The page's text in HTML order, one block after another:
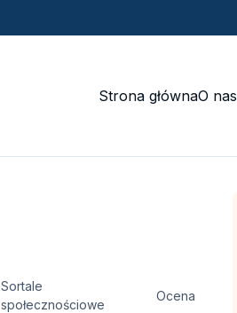
Strona głównaO nas
Sortale
społecznościowe
Ocena